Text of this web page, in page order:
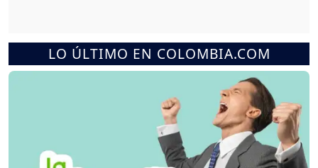
LO ÚLTIMO EN COLOMBIA.COM